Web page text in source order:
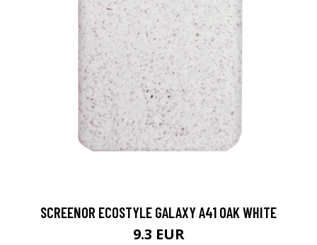
SCREENOR ECOSTYLE GALAXY A41 OAK WHITE
9.3 EUR